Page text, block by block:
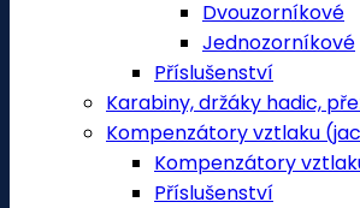
Dvouzorníkové
Jednozorníkové
Příslušenství
Karabiny, držáky hadic,
Kompenzátory vztlaku
Kompenzátory
Příslušenství